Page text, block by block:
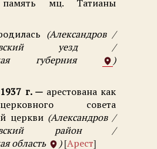
мц. Татианы
Александров /
уезд /
губерния
г.
арестована как
совета
церкви Александров /
район /
область
Арест